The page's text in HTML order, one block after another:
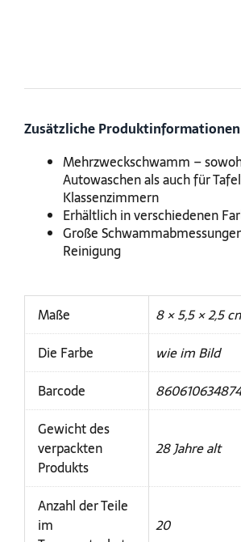
Zusätzliche Produktinformationen
Mehrzweckschwamm –
Autowaschen als auch für
Klassenzimmern
Erhältlich in verschiedenen
Große
Reinigung
Maße
8 × 5,5 × 2,5
Die Farbe
wie im Bild
Barcode
Gewicht des
verpackten
Produkts
28 Jahre alt
Anzahl der Teile
im
20